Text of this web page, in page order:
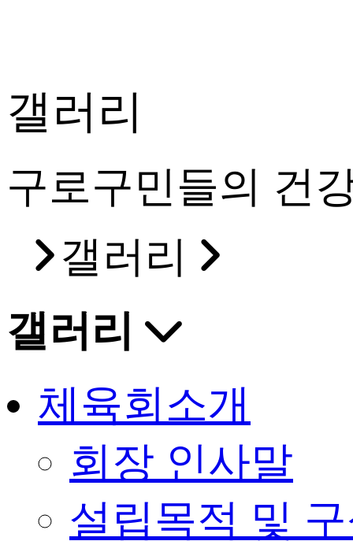
갤러리
구로구민들의 건
갤러리
갤러리
체육회소개
회장 인사말
설립목적 및